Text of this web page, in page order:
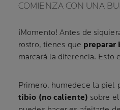
COMIENZA CON UNA
¡Momento! Antes de
rostro, tienes que preparar
marcará la diferencia. Esto
Primero, humedece la piel
tibio (no caliente) sobre